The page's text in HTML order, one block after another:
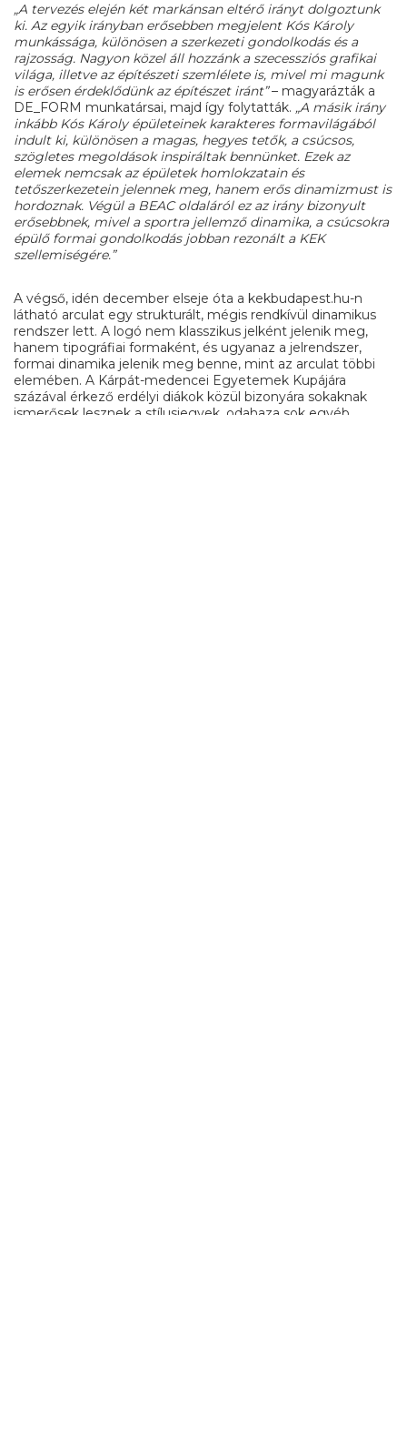
„A tervezés elején két markánsan eltérő irányt dolgoztunk
ki. Az egyik irányban erősebben megjelent Kós Károly
munkássága, különösen a szerkezeti gondolkodás és a
rajzosság. Nagyon közel áll hozzánk a szecessziós grafikai
világa, illetve az építészeti szemlélete is, mivel mi magunk
is erősen érdeklődünk az építészet iránt”– magyarázták a
DE_FORM munkatársai, majd így folytatták. „A másik irány
inkább Kós Károly épületeinek karakteres formavilágából
indult ki, különösen a magas, hegyes tetők, a csúcsos,
szögletes megoldások inspiráltak bennünket. Ezek az
elemek nemcsak az épületek homlokzatain és
tetőszerkezetein jelennek meg, hanem erős dinamizmust is
hordoznak. Végül a BEAC oldaláról ez az irány bizonyult
erősebbnek, mivel a sportra jellemző dinamika, a csúcsokra
épülő formai gondolkodás jobban rezonált a KEK
szellemiségére.”
A végső, idén december elseje óta a kekbudapest.hu-n
látható arculat egy strukturált, mégis rendkívül dinamikus
rendszer lett. A logó nem klasszikus jelként jelenik meg,
hanem tipográfiai formaként, és ugyanaz a jelrendszer,
formai dinamika jelenik meg benne, mint az arculat többi
elemében. A Kárpát-medencei Egyetemek Kupájára
százával érkező erdélyi diákok közül bizonyára sokaknak
ismerősek lesznek a stílusjegyek, odahaza sok egyéb